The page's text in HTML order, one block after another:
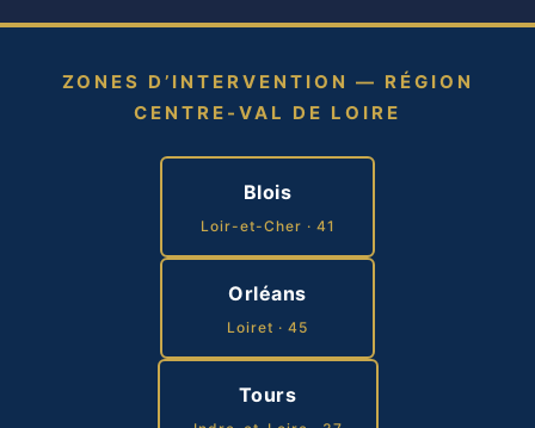
ZONES D’INTERVENTION — RÉGION
CENTRE-VAL DE LOIRE
Blois
Loir-et-Cher · 41
Orléans
Loiret · 45
Tours